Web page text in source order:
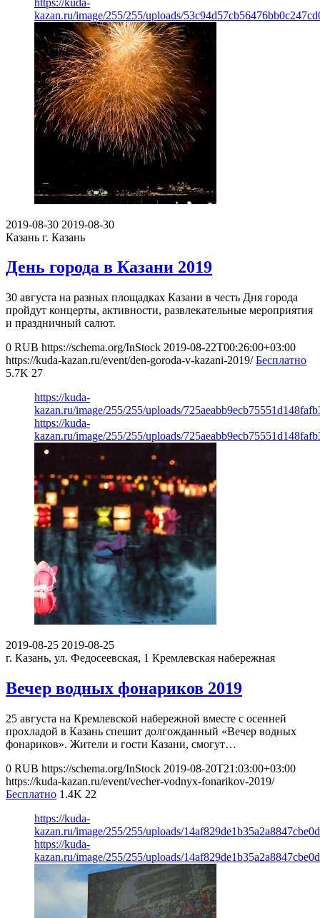
kazan.ru/image/255/255/uploads/
2019-08-30 2019-08-30
Казань г. Казань
День города в Казани 2019
30 августа на разных площадках Казани в честь Дня города
пройдут концерты, активности, развлекательные мероприятия
и праздничный салют.
0 RUB https://schema.org/InStock 2019-08-22T00:26:00+03:00
https://kuda-kazan.ru/event/den-goroda-v-kazani-2019/ Бесплатно
5.7K 27
https://kuda-
kazan.ru/image/255/255/uploads/
https://kuda-
kazan.ru/image/255/255/uploads/
2019-08-25 2019-08-25
г. Казань, ул. Федосеевская, 1 Кремлевская набережная
Вечер водных фонариков 2019
25 августа на Кремлевской набережной вместе с осенней
прохладой в Казань спешит долгожданный «Вечер водных
фонариков». Жители и гости Казани, смогут…
0 RUB https://schema.org/InStock 2019-08-20T21:03:00+03:00
https://kuda-kazan.ru/event/vecher-vodnyx-fonarikov-2019/
Бесплатно 1.4K 22
https://kuda-
kazan.ru/image/255/255/uploads/
https://kuda-
kazan.ru/image/255/255/uploads/